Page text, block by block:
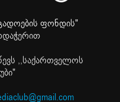
ფონდის"
,,საქართველოს